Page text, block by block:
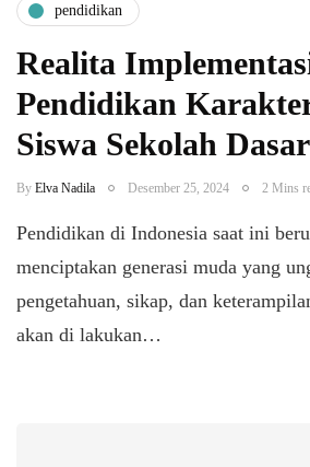
pendidikan
Realita
Pendidikan
Siswa Sekolah Dasar
By Elva Nadila Desember 25, 2024 2 Mins
Pendidikan di Indonesia saat ini
menciptakan generasi muda yang
pengetahuan, sikap, dan
akan di lakukan…